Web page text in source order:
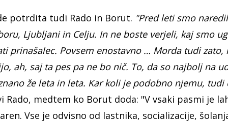
potrdita tudi Rado in Borut. "Pred leti smo
Ljubljani in Celju. In ne boste verjeli, kaj smo
prinašalec. Povsem enostavno … Morda tudi zato,
ah, saj ta pes pa ne bo nič. To, da so najbolj na
že leta in leta. Kar koli je podobno njemu, tudi
Rado, medtem ko Borut doda: "V vsaki pasmi je
Vse je odvisno od lastnika, socializacije,